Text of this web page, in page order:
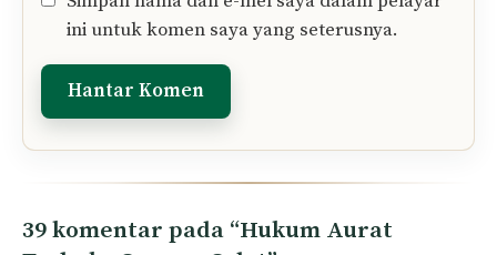
Tinggalkan Komen Anda..
Komen